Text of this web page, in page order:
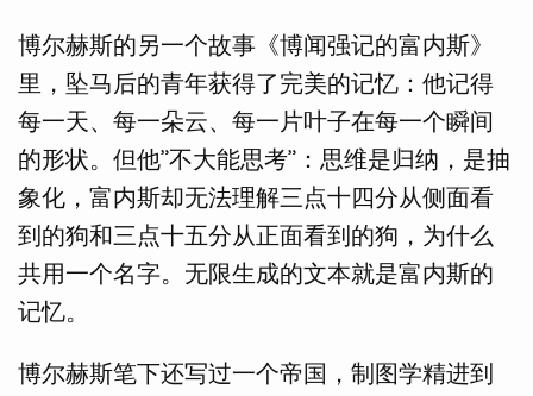
博尔赫斯的另一个故事《博闻强记的富内斯》
里，坠马后的青年获得了完美的记忆：他记得
每一天、每一朵云、每一片叶子在每一个瞬间
的形状。但他”不大能思考”：思维是归纳，是抽
象化，富内斯却无法理解三点十四分从侧面看
到的狗和三点十五分从正面看到的狗，为什么
共用一个名字。无限生成的文本就是富内斯的
记忆。
博尔赫斯笔下还写过一个帝国，制图学精进到